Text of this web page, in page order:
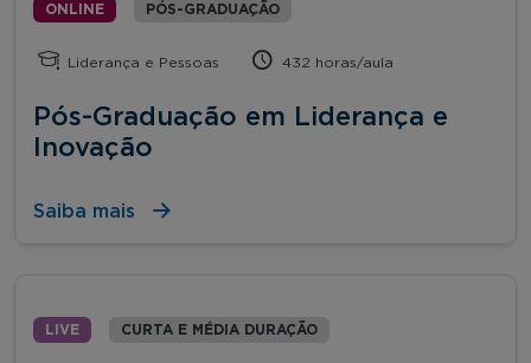
ONLINE PÓS-GRADUAÇÃO
Liderança e Pessoas 432 horas/aula
Pós-Graduação em Liderança e
Inovação
Saiba mais
LIVE CURTA E MÉDIA DURAÇÃO